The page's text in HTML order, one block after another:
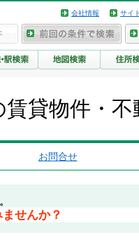
会社情報 サイ
貸物件・不
お問合せ
せんか？